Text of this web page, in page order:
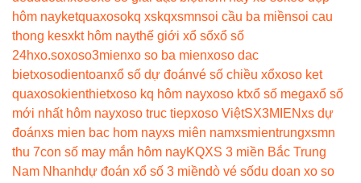
hôm nayketquaxosokq xskqxsmnsoi cầu ba miềnsoi cau
thong kesxkt hôm naythế giới xổ sốxổ số
24hxo.soxoso3mienxo so ba mienxoso dac
bietxosodientoanxổ số dự đoánvé số chiều xổxoso ket
quaxosokienthietxoso kq hôm nayxoso ktxổ số megaxổ số
mới nhất hôm nayxoso truc tiepxoso ViệtSX3MIENxs dự
đoánxs mien bac hom nayxs miên namxsmientrungxsmn
thu 7con số may mắn hôm nayKQXS 3 miền Bắc Trung
Nam Nhanhdự đoán xổ số 3 miềndò vé sốdu doan xo so